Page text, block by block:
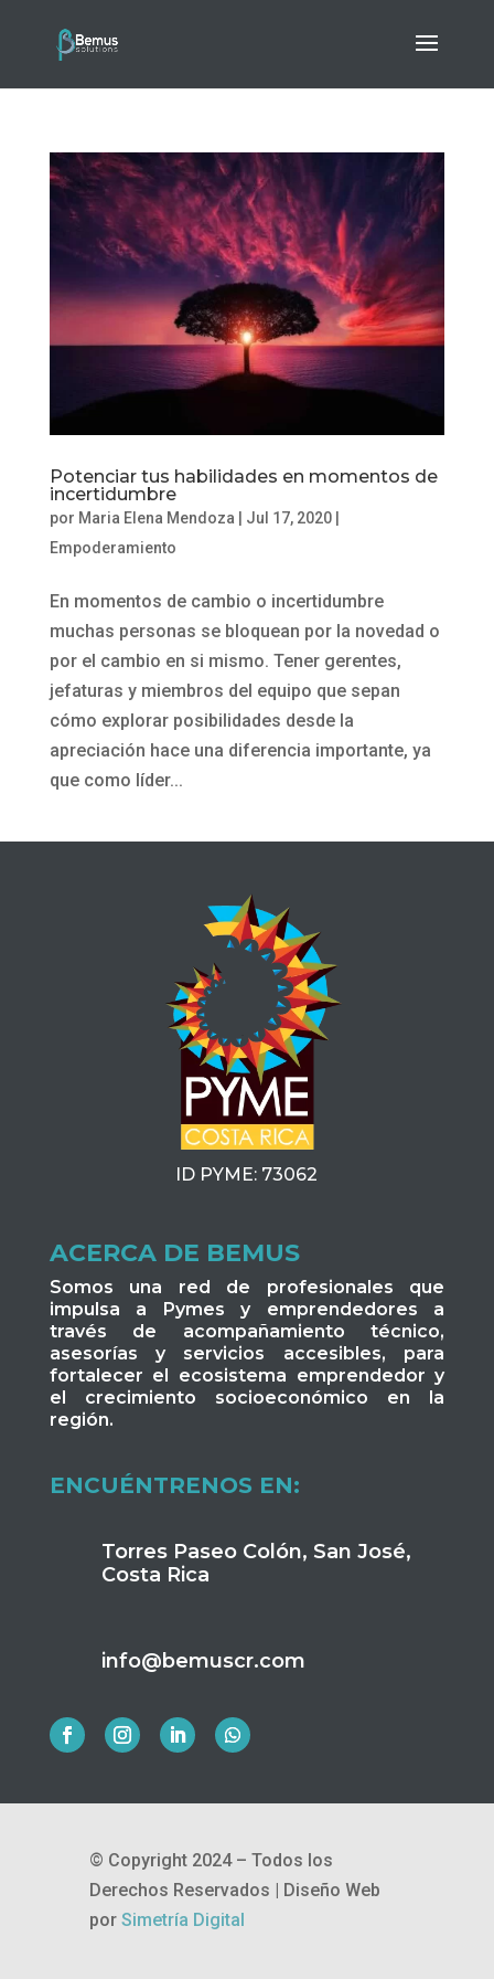
Potenciar tus habilidades en momentos de
incertidumbre
por Maria Elena Mendoza Jul 17, 2020|
Empoderamiento
En momentos de cambio o incertidumbre
muchas personas se bloquean por la novedad o
por el cambio en si mismo. Tener gerentes,
jefaturas y miembros del equipo que sepan
cómo explorar posibilidades desde la
apreciación hace una diferencia importante, ya
que como líder...
ID PYME: 73062
ACERCA DE BEMUS
Somos una red de profesionales que
impulsa a Pymes y emprendedores a
través de acompañamiento técnico,
asesorías y servicios accesibles, para
fortalecer el ecosistema emprendedor y
el crecimiento socioeconómico en la
región.
ENCUÉNTRENOS EN:
Torres Paseo Colón, San José,
Costa Rica
info@bemuscr.com
© Copyright 2024 – Todos los
Derechos Reservados | Diseño Web
por Simetría Digital